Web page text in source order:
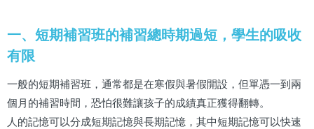
一、短期補習班的補習總時期過短，學生的吸收
有限
一般的短期補習班，通常都是在寒假與暑假開設，但單憑一到兩
個月的補習時間，恐怕很難讓孩子的成績真正獲得翻轉。
人的記憶可以分成短期記憶與長期記憶，其中短期記憶可以快速